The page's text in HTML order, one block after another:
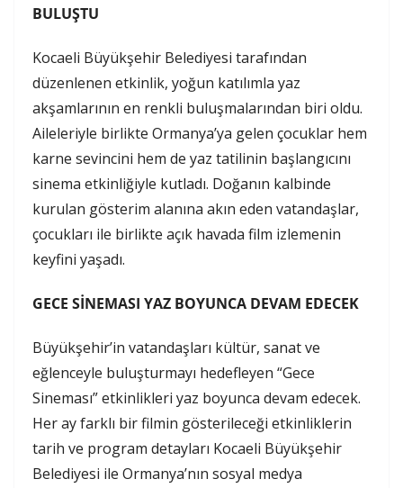
BULUŞTU
Kocaeli Büyükşehir Belediyesi tarafından
düzenlenen etkinlik, yoğun katılımla yaz
akşamlarının en renkli buluşmalarından biri oldu.
Aileleriyle birlikte Ormanya’ya gelen çocuklar hem
karne sevincini hem de yaz tatilinin başlangıcını
sinema etkinliğiyle kutladı. Doğanın kalbinde
kurulan gösterim alanına akın eden vatandaşlar,
çocukları ile birlikte açık havada film izlemenin
keyfini yaşadı.
GECE SİNEMASI YAZ BOYUNCA DEVAM EDECEK
Büyükşehir’in vatandaşları kültür, sanat ve
eğlenceyle buluşturmayı hedefleyen “Gece
Sineması” etkinlikleri yaz boyunca devam edecek.
Her ay farklı bir filmin gösterileceği etkinliklerin
tarih ve program detayları Kocaeli Büyükşehir
Belediyesi ile Ormanya’nın sosyal medya